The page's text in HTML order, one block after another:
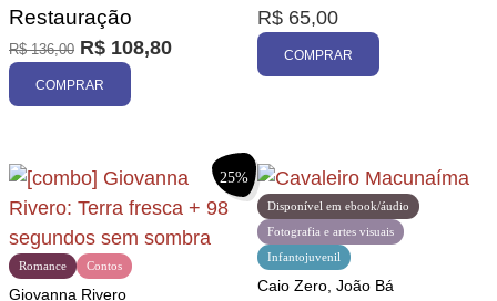
Restauração
R$136,00 R$ 108,80
COMPRAR
R$ 65,00
COMPRAR
25%
Contos
Romance
Giovanna Rivero
Disponível em ebook/áudio
Fotografia e artes visuais
Infantojuvenil
Caio Zero, João Bá